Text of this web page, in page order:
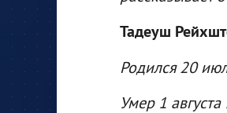
Тадеуш
Родился 20
Умер 1